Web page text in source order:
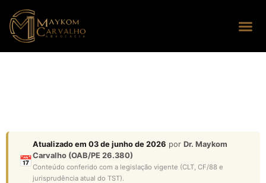
📅
Atualizado em 03 de junho de 2026 por Dr. Maykom
Carvalho (OAB/PE 26.380)
Conteúdo conferido com a legislação vigente (CLT, CF/88 e
jurisprudência atual do TST).